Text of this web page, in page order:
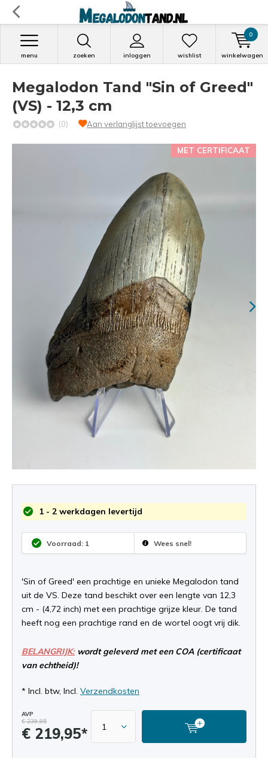
zoeken inloggen
menu wishlist winkelwagen
0
Megalodon Tand "Sin of Greed"
(VS) - 12,3 cm
(0) Aan verlanglijst toevoegen
MET CERTIFICAAT
1 - 2 werkdagen levertijd
Voorraad: 1 Wees snel!
'Sin of Greed' een prachtige en unieke Megalodon tand
uit de VS. Deze tand beschikt over een lengte van 12,3
cm - (4,72 inch) met een prachtige grijze kleur. De tand
heeft nog een prachtige rand en de wortel oogt vrij dik.
BELANGRIJK:wordt geleverd met een COA (certificaat
van echtheid)!
* Incl. btw, Incl. Verzendkosten
AVP
€ 239,95
€ 219,95*